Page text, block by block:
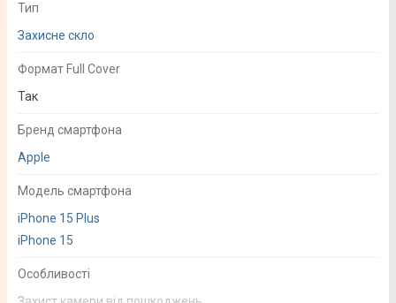
Тип
Захисне скло
Формат Full Cover
Так
Бренд смартфона
Apple
Модель смартфона
iPhone 15 Plus
iPhone 15
Особливості